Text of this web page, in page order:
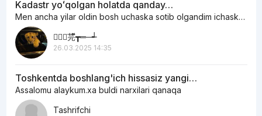
Kadastr yoʻqolgan holatda qanday…
Men ancha yilar oldin bosh uchaska sotib olgandim ichaskani egasi otoxon edi…
︻┳ั芫ี┳═─┵
26.03.2025 14:35
Toshkentda boshlang'ich hissasiz yangi…
Assalomu alaykum.xa buldi narxilari qanaqa
Tashrifchi